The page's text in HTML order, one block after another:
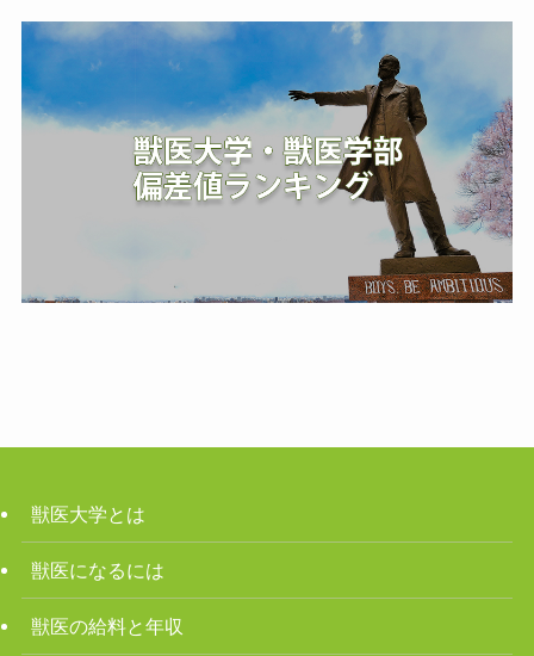
獣医大学とは
獣医になるには
獣医の給料と年収